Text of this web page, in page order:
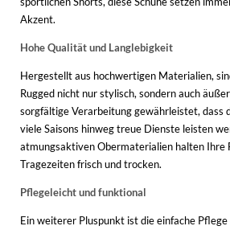
Akzent.
Hohe Qualität und Langlebigkeit
Hergestellt aus hochwertigen Materialien,
Rugged nicht nur stylisch, sondern auch
sorgfältige Verarbeitung gewährleistet, dass
viele Saisons hinweg treue Dienste leisten
atmungsaktiven Obermaterialien halten Ihre
Tragezeiten frisch und trocken.
Pflegeleicht und funktional
Ein weiterer Pluspunkt ist die einfache Pflege